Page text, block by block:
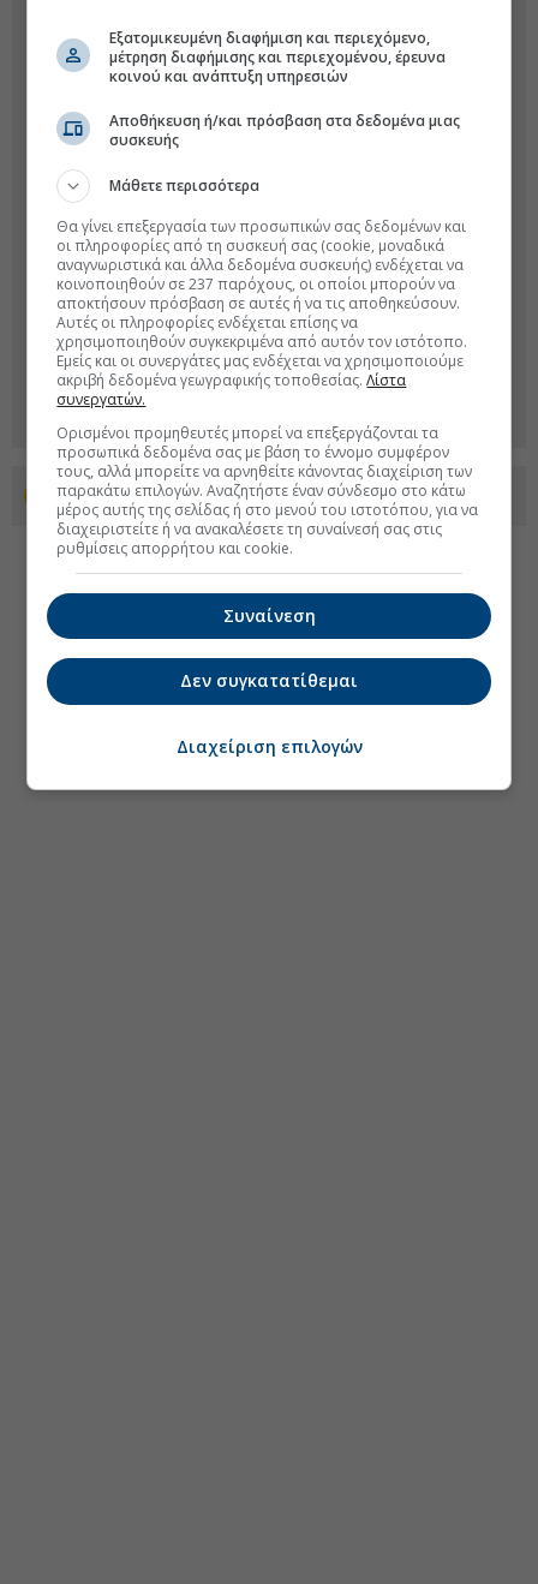
Προσθέστε το euro2day.gr στο Discover
Εξατομικευμένη διαφήμιση και περιεχόμενο,
μέτρηση διαφήμισης και περιεχομένου, έρευνα
κοινού και ανάπτυξη υπηρεσιών
Αποθήκευση ή/και πρόσβαση στα δεδομένα μιας
συσκευής
Μάθετε περισσότερα
Θα γίνει επεξεργασία των προσωπικών σας δεδομένων και
οι πληροφορίες από τη συσκευή σας (cookie, μοναδικά
αναγνωριστικά και άλλα δεδομένα συσκευής) ενδέχεται να
κοινοποιηθούν σε 237 παρόχους, οι οποίοι μπορούν να
αποκτήσουν πρόσβαση σε αυτές ή να τις αποθηκεύσουν.
Αυτές οι πληροφορίες ενδέχεται επίσης να
χρησιμοποιηθούν συγκεκριμένα από αυτόν τον ιστότοπο.
Εμείς και οι συνεργάτες μας ενδέχεται να χρησιμοποιούμε
ακριβή δεδομένα γεωγραφικής τοποθεσίας.Λίστα
συνεργατών.
Ορισμένοι προμηθευτές μπορεί να επεξεργάζονται τα
προσωπικά δεδομένα σας με βάση το έννομο συμφέρον
τους, αλλά μπορείτε να αρνηθείτε κάνοντας διαχείριση των
παρακάτω επιλογών. Αναζητήστε έναν σύνδεσμο στο κάτω
μέρος αυτής της σελίδας ή στο μενού του ιστοτόπου, για να
διαχειριστείτε ή να ανακαλέσετε τη συναίνεσή σας στις
ρυθμίσεις απορρήτου και cookie.
Συναίνεση
Δεν συγκατατίθεμαι
Διαχείριση επιλογών